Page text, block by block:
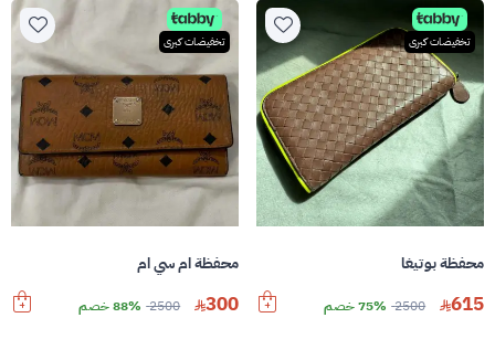
تخفيضات كبرى
محفظة بوتيغا
615
2500 75% خصم
تخفيضات كبرى
محفظة ام سي ام
300
2500 88% خصم